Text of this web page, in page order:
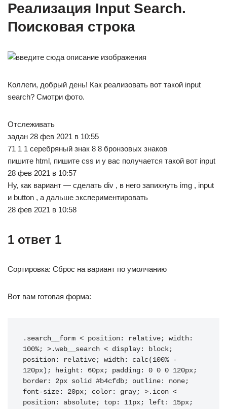
Реализация Input Search.
Поисковая строка
Коллеги, добрый день! Как реализовать вот такой input
search? Смотри фото.
Отслеживать
задан 28 фев 2021 в 10:55
71 1 1 серебряный знак 8 8 бронзовых знаков
пишите html, пишите css и у вас получается такой вот input
28 фев 2021 в 10:57
Ну, как вариант — сделать div , в него запихнуть img , input
и button , а дальше экспериментировать
28 фев 2021 в 10:58
1 ответ 1
Сортировка: Сброс на вариант по умолчанию
Вот вам готовая форма:
.search__form < position: relative; width:
100%; >.web__search < display: block;
position: relative; width: calc(100% -
120px); height: 60px; padding: 0 0 0 120px;
border: 2px solid #b4cfdb; outline: none;
font-size: 20px; color: gray; >.icon <
position: absolute; top: 11px; left: 15px;